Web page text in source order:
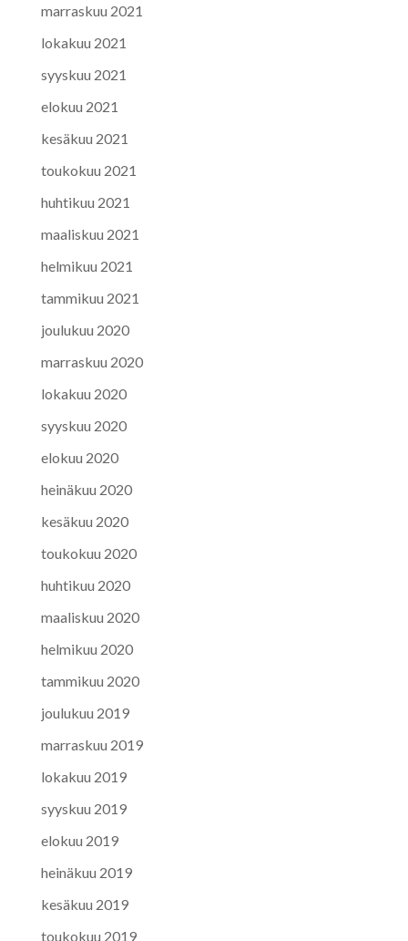
marraskuu 2021
lokakuu 2021
syyskuu 2021
elokuu 2021
kesäkuu 2021
toukokuu 2021
huhtikuu 2021
maaliskuu 2021
helmikuu 2021
tammikuu 2021
joulukuu 2020
marraskuu 2020
lokakuu 2020
syyskuu 2020
elokuu 2020
heinäkuu 2020
kesäkuu 2020
toukokuu 2020
huhtikuu 2020
maaliskuu 2020
helmikuu 2020
tammikuu 2020
joulukuu 2019
marraskuu 2019
lokakuu 2019
syyskuu 2019
elokuu 2019
heinäkuu 2019
kesäkuu 2019
toukokuu 2019